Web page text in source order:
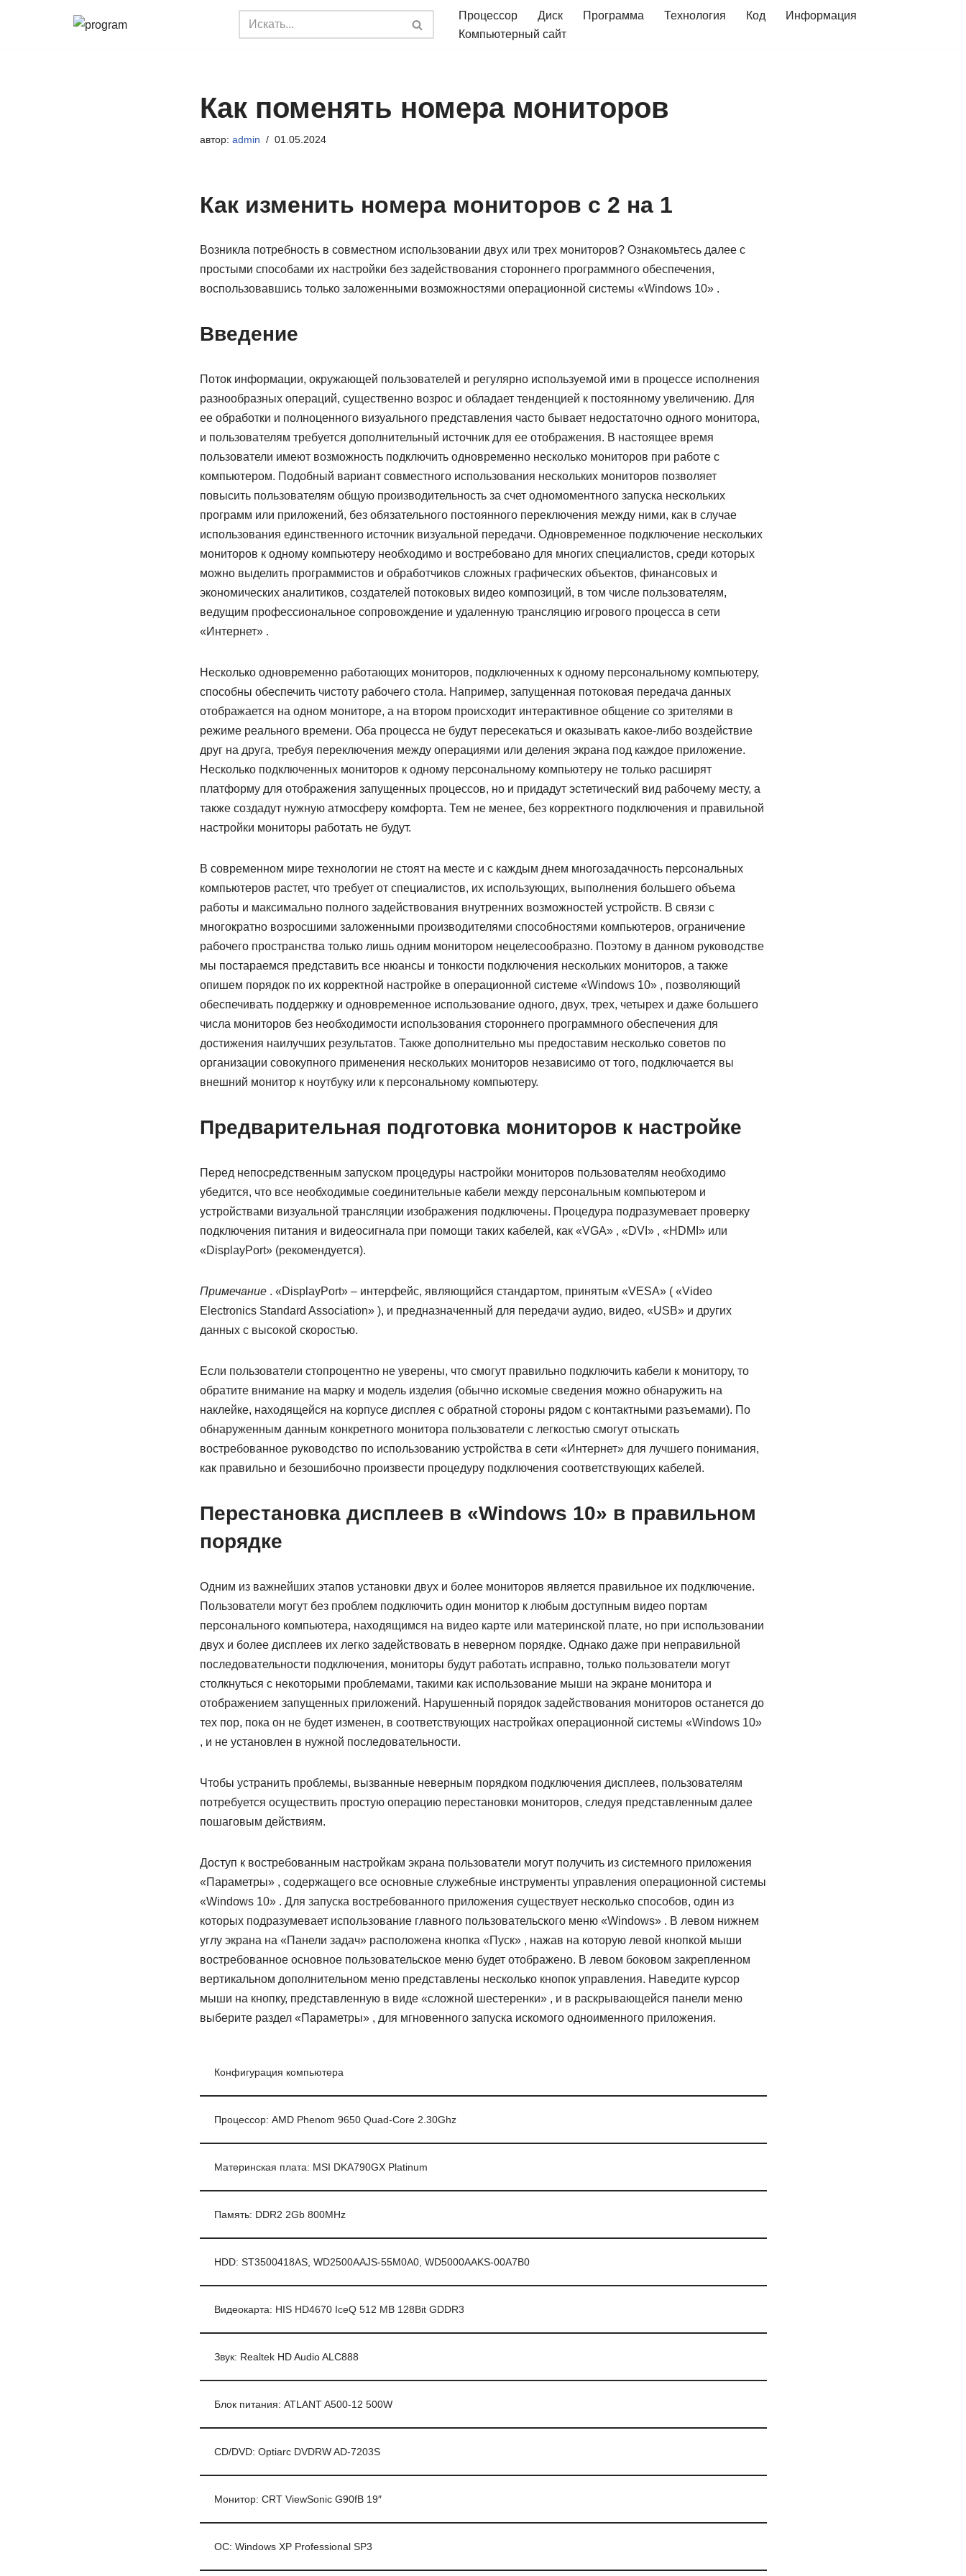
Процессор Диск Программа Технология Код
Информация
Компьютерный сайт
Как поменять номера мониторов
автор: admin 01.05.2024
Как изменить номера мониторов с 2 на 1
Возникла потребность в совместном использовании двух или трех мониторов? Ознакомьтесь далее с
простыми способами их настройки без задействования стороннего программного обеспечения,
воспользовавшись только заложенными возможностями операционной системы «Windows 10» .
Введение
Поток информации, окружающей пользователей и регулярно используемой ими в процессе исполнения
разнообразных операций, существенно возрос и обладает тенденцией к постоянному увеличению. Для
ее обработки и полноценного визуального представления часто бывает недостаточно одного монитора,
и пользователям требуется дополнительный источник для ее отображения. В настоящее время
пользователи имеют возможность подключить одновременно несколько мониторов при работе с
компьютером. Подобный вариант совместного использования нескольких мониторов позволяет
повысить пользователям общую производительность за счет одномоментного запуска нескольких
программ или приложений, без обязательного постоянного переключения между ними, как в случае
использования единственного источник визуальной передачи. Одновременное подключение нескольких
мониторов к одному компьютеру необходимо и востребовано для многих специалистов, среди которых
можно выделить программистов и обработчиков сложных графических объектов, финансовых и
экономических аналитиков, создателей потоковых видео композиций, в том числе пользователям,
ведущим профессиональное сопровождение и удаленную трансляцию игрового процесса в сети
«Интернет» .
Несколько одновременно работающих мониторов, подключенных к одному персональному компьютеру,
способны обеспечить чистоту рабочего стола. Например, запущенная потоковая передача данных
отображается на одном мониторе, а на втором происходит интерактивное общение со зрителями в
режиме реального времени. Оба процесса не будут пересекаться и оказывать какое-либо воздействие
друг на друга, требуя переключения между операциями или деления экрана под каждое приложение.
Несколько подключенных мониторов к одному персональному компьютеру не только расширят
платформу для отображения запущенных процессов, но и придадут эстетический вид рабочему месту, а
также создадут нужную атмосферу комфорта. Тем не менее, без корректного подключения и правильной
настройки мониторы работать не будут.
В современном мире технологии не стоят на месте и с каждым днем многозадачность персональных
компьютеров растет, что требует от специалистов, их использующих, выполнения большего объема
работы и максимально полного задействования внутренних возможностей устройств. В связи с
многократно возросшими заложенными производителями способностями компьютеров, ограничение
рабочего пространства только лишь одним монитором нецелесообразно. Поэтому в данном руководстве
мы постараемся представить все нюансы и тонкости подключения нескольких мониторов, а также
опишем порядок по их корректной настройке в операционной системе «Windows 10» , позволяющий
обеспечивать поддержку и одновременное использование одного, двух, трех, четырех и даже большего
числа мониторов без необходимости использования стороннего программного обеспечения для
достижения наилучших результатов. Также дополнительно мы предоставим несколько советов по
организации совокупного применения нескольких мониторов независимо от того, подключается вы
внешний монитор к ноутбуку или к персональному компьютеру.
Предварительная подготовка мониторов к настройке
Перед непосредственным запуском процедуры настройки мониторов пользователям необходимо
убедится, что все необходимые соединительные кабели между персональным компьютером и
устройствами визуальной трансляции изображения подключены. Процедура подразумевает проверку
подключения питания и видеосигнала при помощи таких кабелей, как «VGA» , «DVI» , «HDMI» или
«DisplayPort» (рекомендуется).
Примечание. «DisplayPort» – интерфейс, являющийся стандартом, принятым «VESA» ( «Video
Electronics Standard Association» ), и предназначенный для передачи аудио, видео, «USB» и других
данных с высокой скоростью.
Если пользователи стопроцентно не уверены, что смогут правильно подключить кабели к монитору, то
обратите внимание на марку и модель изделия (обычно искомые сведения можно обнаружить на
наклейке, находящейся на корпусе дисплея с обратной стороны рядом с контактными разъемами). По
обнаруженным данным конкретного монитора пользователи с легкостью смогут отыскать
востребованное руководство по использованию устройства в сети «Интернет» для лучшего понимания,
как правильно и безошибочно произвести процедуру подключения соответствующих кабелей.
Перестановка дисплеев в «Windows 10» в правильном
порядке
Одним из важнейших этапов установки двух и более мониторов является правильное их подключение.
Пользователи могут без проблем подключить один монитор к любым доступным видео портам
персонального компьютера, находящимся на видео карте или материнской плате, но при использовании
двух и более дисплеев их легко задействовать в неверном порядке. Однако даже при неправильной
последовательности подключения, мониторы будут работать исправно, только пользователи могут
столкнуться с некоторыми проблемами, такими как использование мыши на экране монитора и
отображением запущенных приложений. Нарушенный порядок задействования мониторов останется до
тех пор, пока он не будет изменен, в соответствующих настройках операционной системы «Windows 10»
, и не установлен в нужной последовательности.
Чтобы устранить проблемы, вызванные неверным порядком подключения дисплеев, пользователям
потребуется осуществить простую операцию перестановки мониторов, следуя представленным далее
пошаговым действиям.
Доступ к востребованным настройкам экрана пользователи могут получить из системного приложения
«Параметры» , содержащего все основные служебные инструменты управления операционной системы
«Windows 10» . Для запуска востребованного приложения существует несколько способов, один из
которых подразумевает использование главного пользовательского меню «Windows» . В левом нижнем
углу экрана на «Панели задач» расположена кнопка «Пуск» , нажав на которую левой кнопкой мыши
востребованное основное пользовательское меню будет отображено. В левом боковом закрепленном
вертикальном дополнительном меню представлены несколько кнопок управления. Наведите курсор
мыши на кнопку, представленную в виде «сложной шестеренки» , и в раскрывающейся панели меню
выберите раздел «Параметры» , для мгновенного запуска искомого одноименного приложения.
Конфигурация компьютера
Процессор: AMD Phenom 9650 Quad-Core 2.30Ghz
Материнская плата: MSI DKA790GX Platinum
Память: DDR2 2Gb 800MHz
HDD: ST3500418AS, WD2500AAJS-55M0A0, WD5000AAKS-00A7B0
Видеокарта: HIS HD4670 IceQ 512 MB 128Bit GDDR3
Звук: Realtek HD Audio ALC888
Блок питания: ATLANT A500-12 500W
CD/DVD: Optiarc DVDRW AD-7203S
Монитор: CRT ViewSonic G90fB 19″
ОС: Windows XP Professional SP3